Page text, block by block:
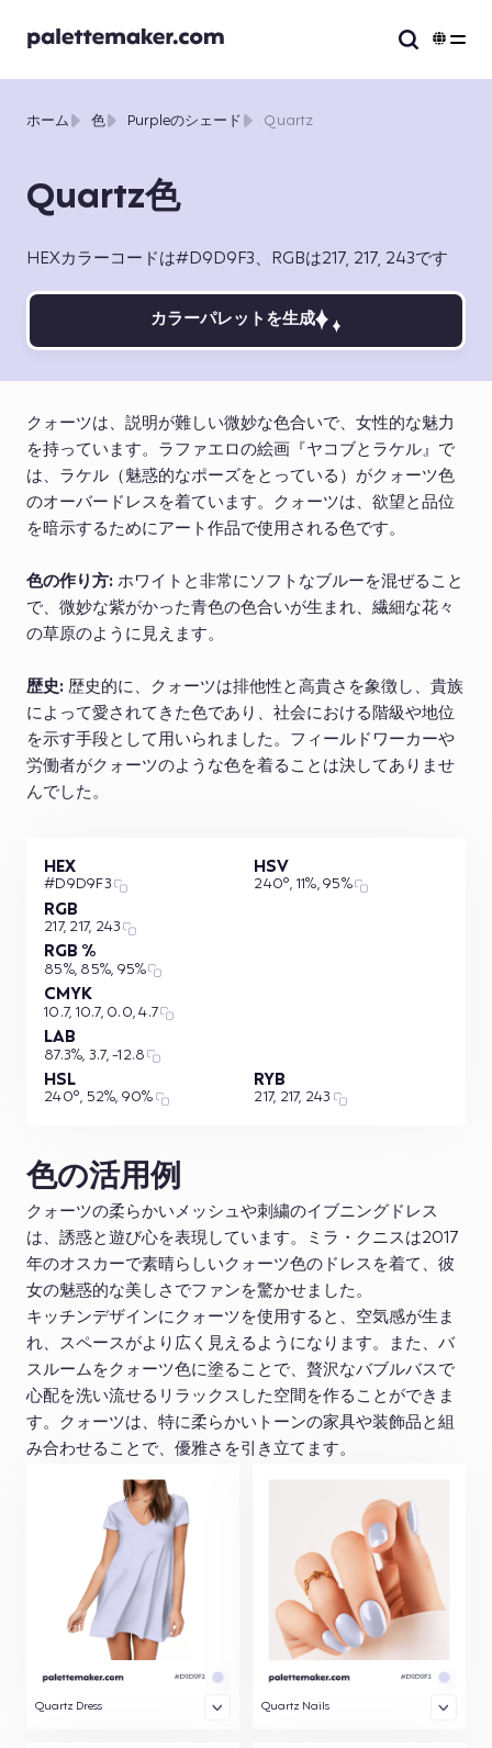
Quartz色
HEXカラーコードは#D9D9F3、RGBは217, 217, 243です
ホーム 色 Purpleのシェード Quartz
カラーパレットを生成
クォーツは、説明が難しい微妙な色合いで、女性的な魅力
を持っています。ラファエロの絵画『ヤコブとラケル』で
は、ラケル（魅惑的なポーズをとっている）がクォーツ色
のオーバードレスを着ています。クォーツは、欲望と品位
を暗示するためにアート作品で使用される色です。
色の作り方:ホワイトと非常にソフトなブルーを混ぜること
で、微妙な紫がかった青色の色合いが生まれ、繊細な花々
の草原のように見えます。
歴史:歴史的に、クォーツは排他性と高貴さを象徴し、貴族
によって愛されてきた色であり、社会における階級や地位
を示す手段として用いられました。フィールドワーカーや
労働者がクォーツのような色を着ることは決してありませ
んでした。
色の活用例
クォーツの柔らかいメッシュや刺繍のイブニングドレス
は、誘惑と遊び心を表現しています。ミラ・クニスは2017
年のオスカーで素晴らしいクォーツ色のドレスを着て、彼
女の魅惑的な美しさでファンを驚かせました。
キッチンデザインにクォーツを使用すると、空気感が生ま
れ、スペースがより広く見えるようになります。また、バ
スルームをクォーツ色に塗ることで、贅沢なバブルバスで
心配を洗い流せるリラックスした空間を作ることができま
す。クォーツは、特に柔らかいトーンの家具や装飾品と組
み合わせることで、優雅さを引き立てます。
Quartz Dress Quartz Nails
HEX
#D9D9F3
RGB
217, 217, 243
RGB %
85%, 85%, 95%
CMYK
10.7, 10.7, 0.0, 4.7
LAB
87.3%, 3.7, -12.8
HSL
240°, 52%, 90%
HSV
240°, 11%, 95%
RYB
217, 217, 243